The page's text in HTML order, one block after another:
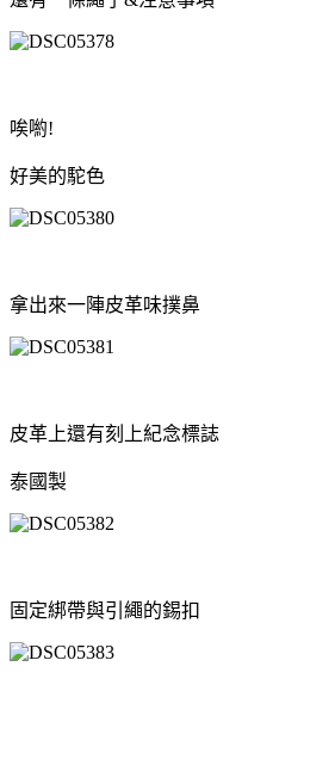
唉喲!
好美的駝色
拿出來一陣皮革味撲鼻
皮革上還有刻上紀念標誌
泰國製
固定綁帶與引繩的錫扣